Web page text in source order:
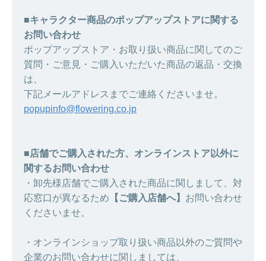
■キャラクター商品のポップアップストアに関する
お問い合わせ
ポップアップストア・お取り扱い商品に関してのご
質問・ご意見・ご購入いただいた商品の返品・交換
は、
下記メールアドレスまでご連絡くださいませ。
popupinfo@flowering.co.jp
■店舗でご購入された方、オンラインストア以外に
関するお問い合わせ
・卸先様店舗でご購入された商品に関しまして、対
応窓口が異なるため 【ご購入店舗へ】 お問い合わせ
くださいませ。
・オンラインショップ取り扱い商品以外のご質問や
企業のお問い合わせに関しましては、